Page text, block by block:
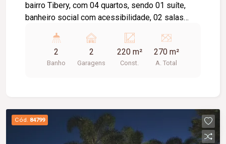
bairro Tibery, com 04 quartos, sendo 01 suíte,
banheiro social com acessibilidade, 02 salas
cozinha com armário sob a pia, varanda nos
fundos, ducha, 01 banheiro e 01 sala de apoio na
área externa, 02 vagas de garagem cobertas,
demais atividades comerciais.
2
Banho
2
Garagens
220 m²
Const.
270 m²
A. Total
Cód. 84799